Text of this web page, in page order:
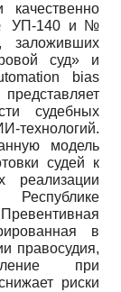
№ УП-140 и №
суд» и
bias
судебных
модель
судей к
в
правосудия,
при
риски